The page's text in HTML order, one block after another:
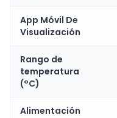
App Móvil De
Visualización
Rango de
temperatura
(°C)
Alimentación